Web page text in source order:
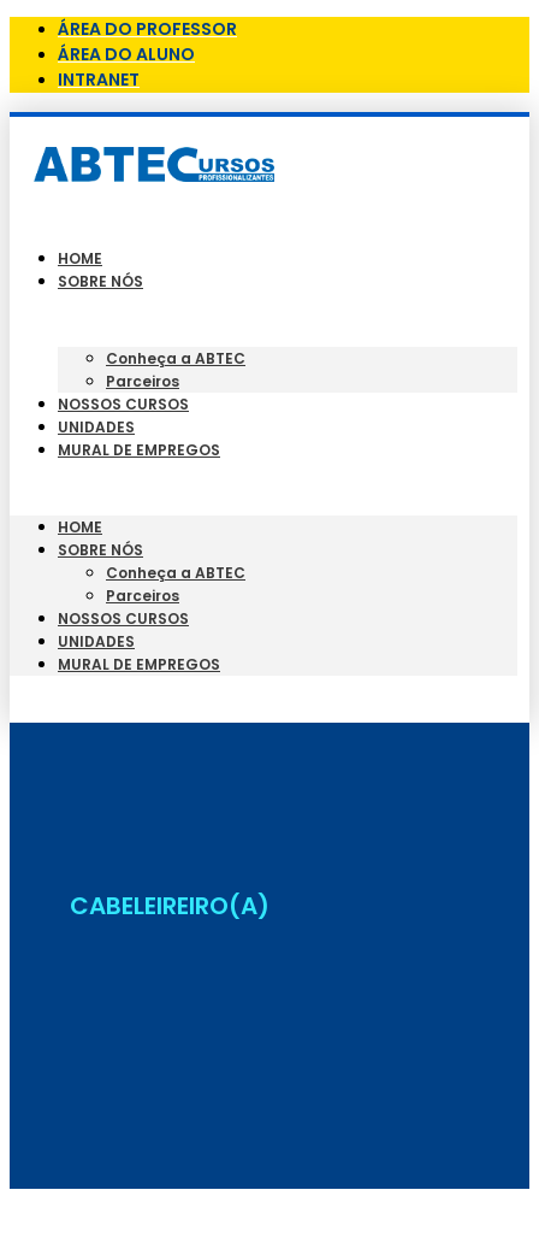
ÁREA DO PROFESSOR
ÁREA DO ALUNO
INTRANET
HOME
SOBRE NÓS
Conheça a ABTEC
Parceiros
NOSSOS CURSOS
UNIDADES
MURAL DE EMPREGOS
HOME
SOBRE NÓS
Conheça a ABTEC
Parceiros
NOSSOS CURSOS
UNIDADES
MURAL DE EMPREGOS
CABELEIREIRO(A)